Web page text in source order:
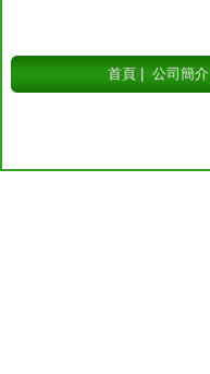
首頁 公司簡介